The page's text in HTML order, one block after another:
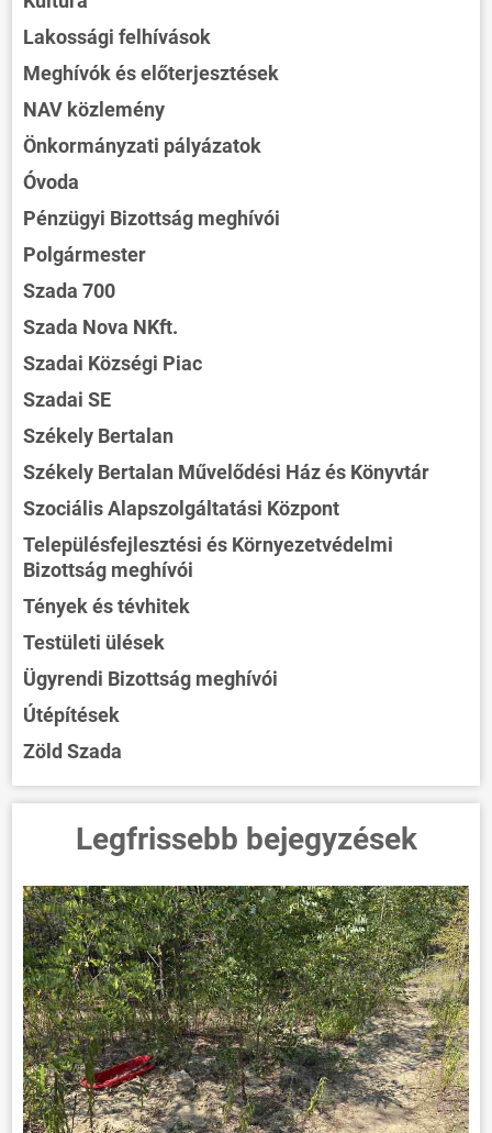
Lakossági felhívások
Meghívók és előterjesztések
NAV közlemény
Önkormányzati pályázatok
Óvoda
Pénzügyi Bizottság meghívói
Polgármester
Szada 700
Szada Nova NKft.
Szadai Községi Piac
Szadai SE
Székely Bertalan
Székely Bertalan Művelődési Ház és Könyvtár
Szociális Alapszolgáltatási Központ
Településfejlesztési és Környezetvédelmi
Bizottság meghívói
Tények és tévhitek
Testületi ülések
Ügyrendi Bizottság meghívói
Útépítések
Zöld Szada
Legfrissebb bejegyzések